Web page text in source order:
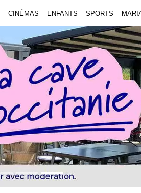
CINÉMAS ENFANTS SPORTS